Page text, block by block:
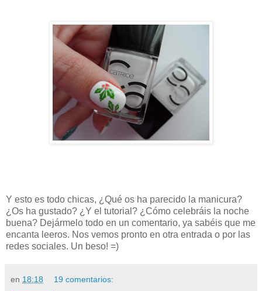
Y esto es todo chicas, ¿Qué os ha parecido la manicura?
¿Os ha gustado? ¿Y el tutorial? ¿Cómo celebráis la noche
buena? Dejármelo todo en un comentario, ya sabéis que me
encanta leeros. Nos vemos pronto en otra entrada o por las
redes sociales. Un beso! =)
en 18:18 19 comentarios: